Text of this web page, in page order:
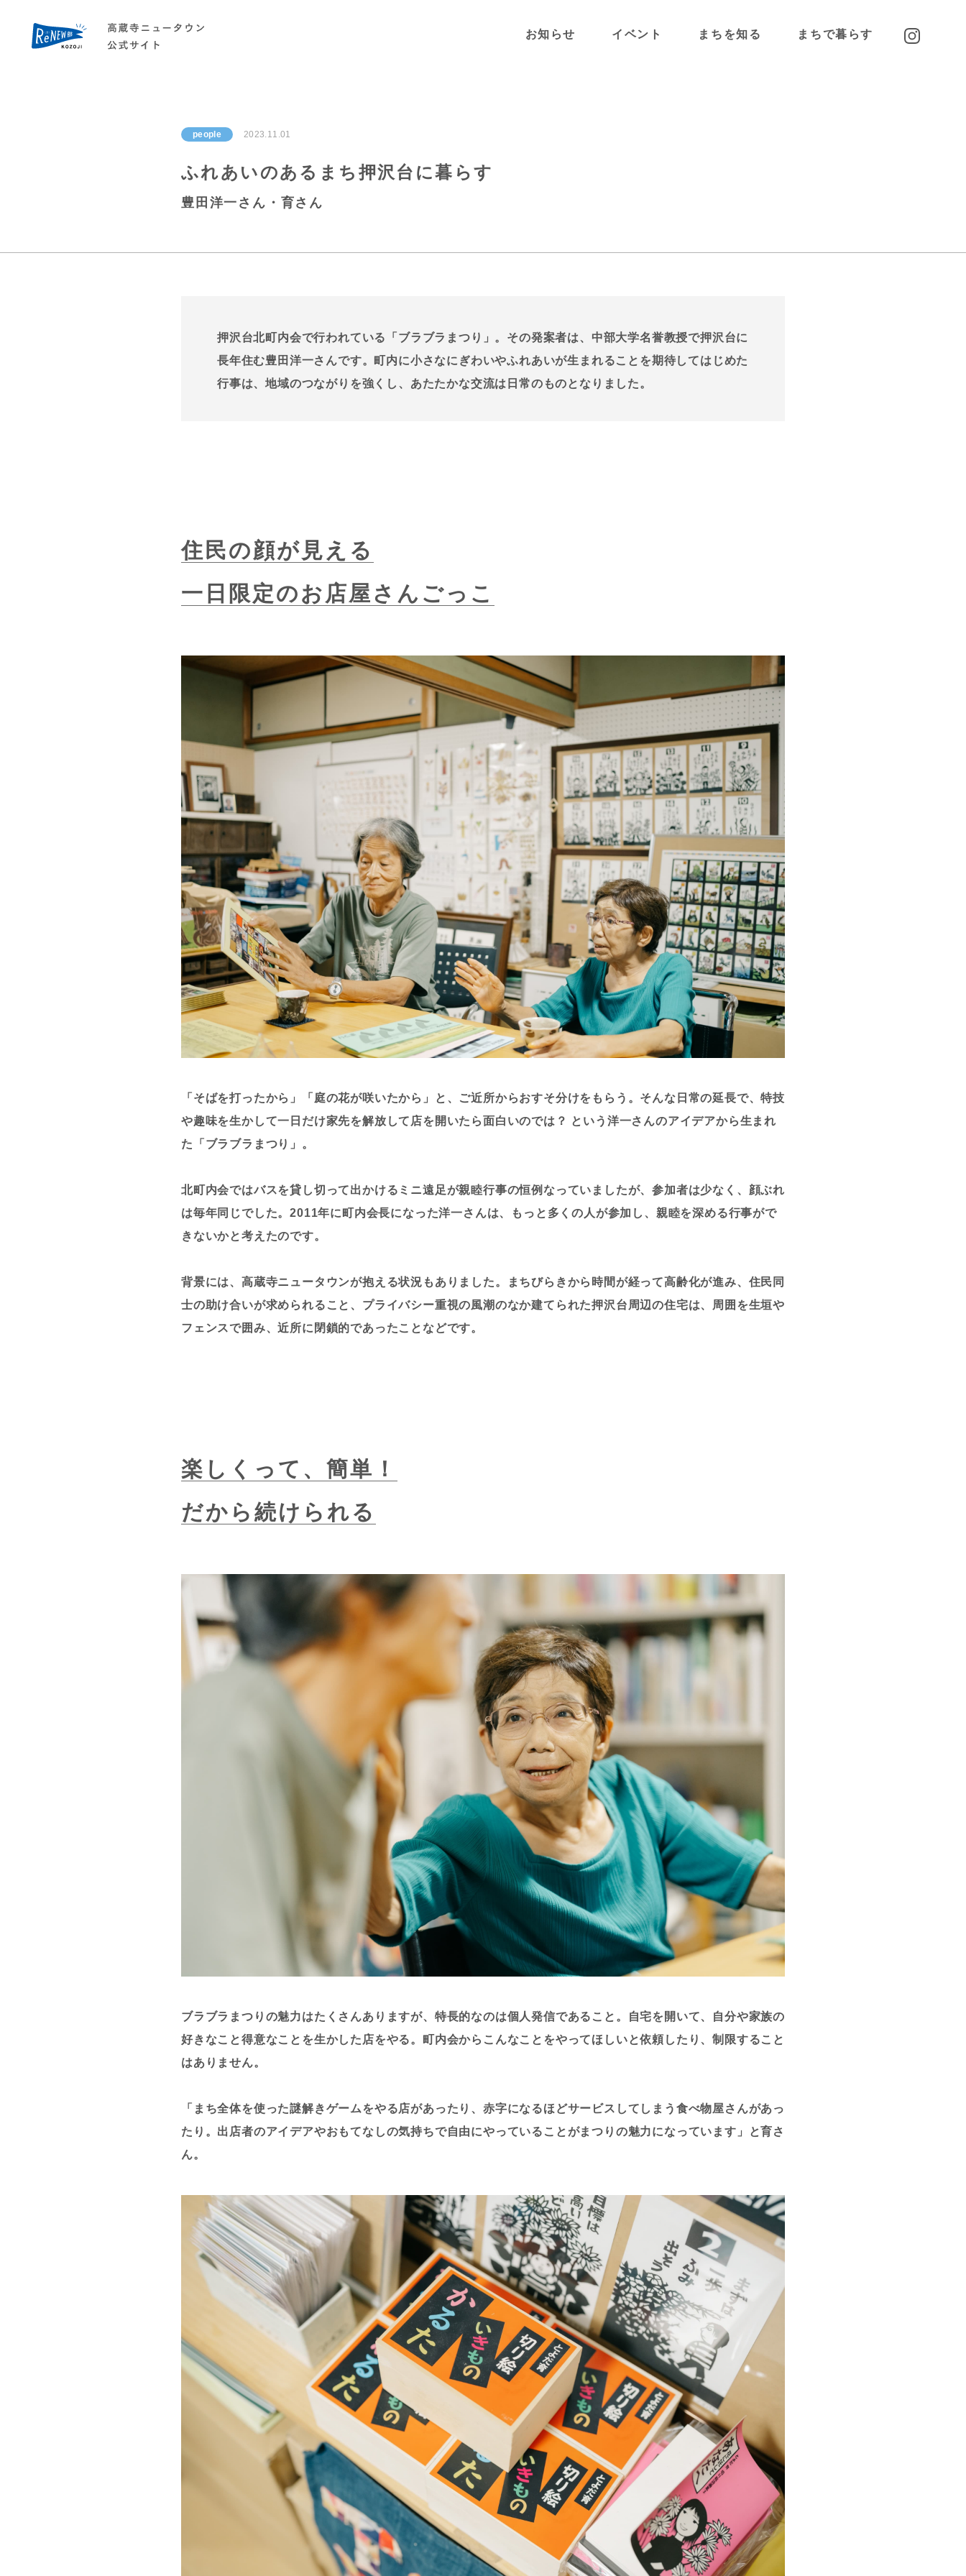
お知らせ イベント まちを知る まちで暮らす
people 2023.11.01
ふれあいのあるまち押沢台に暮らす
豊田洋一さん・育さん
押沢台北町内会で行われている「ブラブラまつり」。その発案者は、中部大学名誉教授で押沢台に
長年住む豊田洋一さんです。町内に小さなにぎわいやふれあいが生まれることを期待してはじめた
行事は、地域のつながりを強くし、あたたかな交流は日常のものとなりました。
住民の顔が見える
一日限定のお店屋さんごっこ
「そばを打ったから」「庭の花が咲いたから」と、ご近所からおすそ分けをもらう。そんな日常の延長で、特技
や趣味を生かして一日だけ家先を解放して店を開いたら面白いのでは？ という洋一さんのアイデアから生まれ
た「ブラブラまつり」。
北町内会ではバスを貸し切って出かけるミニ遠足が親睦行事の恒例なっていましたが、参加者は少なく、顔ぶれ
は毎年同じでした。2011年に町内会長になった洋一さんは、もっと多くの人が参加し、親睦を深める行事がで
きないかと考えたのです。
背景には、高蔵寺ニュータウンが抱える状況もありました。まちびらきから時間が経って高齢化が進み、住民同
士の助け合いが求められること、プライバシー重視の風潮のなか建てられた押沢台周辺の住宅は、周囲を生垣や
フェンスで囲み、近所に閉鎖的であったことなどです。
楽しくって、簡単！
だから続けられる
ブラブラまつりの魅力はたくさんありますが、特長的なのは個人発信であること。自宅を開いて、自分や家族の
好きなこと得意なことを生かした店をやる。町内会からこんなことをやってほしいと依頼したり、制限すること
はありません。
「まち全体を使った謎解きゲームをやる店があったり、赤字になるほどサービスしてしまう食べ物屋さんがあっ
たり。出店者のアイデアやおもてなしの気持ちで自由にやっていることがまつりの魅力になっています」と育さ
ん。